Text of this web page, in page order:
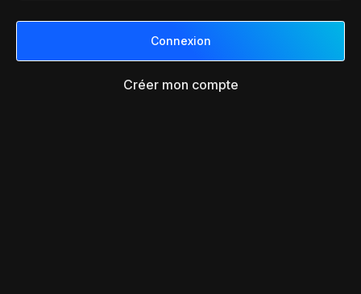
Créer mon compte